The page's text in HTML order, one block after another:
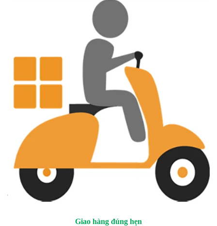
Giao hàng đúng hẹn